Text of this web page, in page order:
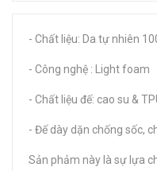
- Chất liệu: Da tự nhiên
- Công nghệ : Light foam
- Chất liệu đế: cao su &
- Đế dày dặn chống sốc,
Sản phảm này là sự lựa